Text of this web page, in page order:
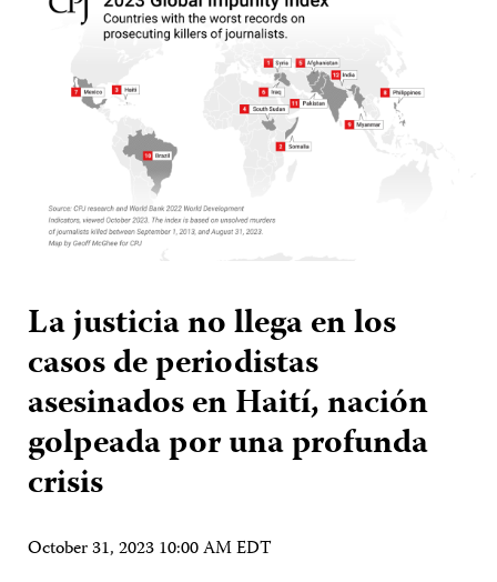
La justicia no llega en los
casos de periodistas
asesinados en Haití, nación
golpeada por una profunda
crisis
October 31, 2023 10:00 AM EDT